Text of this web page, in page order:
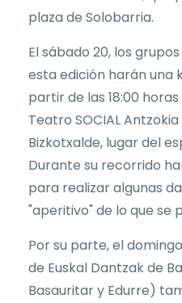
plaza de Solobarria.
El sábado 20, los
esta edición harán una
partir de las 18:00
Teatro SOCIAL
Bizkotxalde, lugar del
Durante su recorrido
para realizar algunas
"aperitivo" de lo que se
Por su parte, el
de Euskal Dantzak de
Basauritar y Edurre)